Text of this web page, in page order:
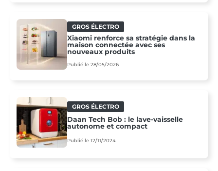
GROS ÉLECTRO
Xiaomi renforce sa stratégie dans la
maison connectée avec ses
nouveaux produits
Publié le 28/05/2026
GROS ÉLECTRO
Daan Tech Bob : le lave-vaisselle
autonome et compact
Publié le 12/11/2024